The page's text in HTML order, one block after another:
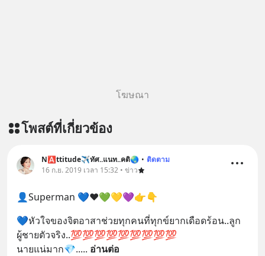
โฆษณา
โพสต์ที่เกี่ยวข้อง
N🅰ttitude✈ทัศ..แนท..คติ🌏 • ติดตาม
16 ก.ย. 2019 เวลา 15:32 • ข่าว
👤Superman 💙❤💚💛💜👉👇
💙หัวใจของจิตอาสาช่วยทุกคนที่ทุกข์ยากเดือดร้อน..ลูก
ผู้ชายตัวจริง..💯💯💯💯💯💯💯💯💯
นายแน่มาก💎..... อ่านต่อ